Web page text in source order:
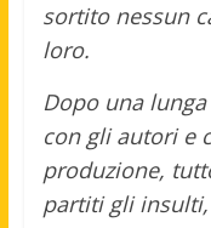
sortito nessun
loro.
Dopo una
con gli autori e
produzione,
partiti gli